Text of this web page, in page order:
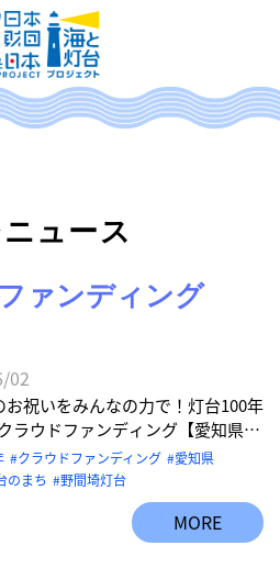
ュース
ァンディング
02
お祝いをみんなの力で！灯台100年
ラウドファンディング【愛知県美
間埼灯台】
クラウドファンディング
愛知県
のまち
野間埼灯台
MORE